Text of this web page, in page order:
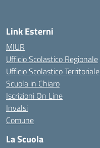
Link Esterni
MIUR
Ufficio Scolastico Regionale
Ufficio Scolastico Territoriale
Scuola in Chiaro
Iscrizioni On Line
Invalsi
Comune
La Scuola